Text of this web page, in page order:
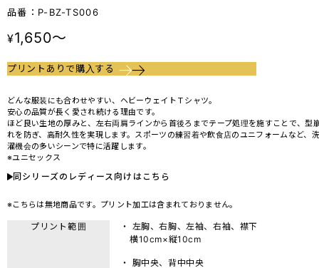
品番：P-BZ-TS006
¥1,650～
プリントありで購入する
どんな服装にも合わせやすい、ヘビーウェイトＴシャツ。
安心の品質が長く愛され続ける理由です。
ほど良い生地の厚みと、左右両肩ラインから首後ろまでテープ処理を施すことで、型
れを防ぎ、高耐久性を実現します。スポーツの練習着や飲食店のユニフォームなど、洗
濯機会の多いシーンで特に活躍します。
※ユニセックス
同シリーズのレディース向けはこちら
※こちらは無地商品です。プリント加工は含まれておりません。
プリント範囲
・ 左胸、右胸、左袖、右袖、襟下
横10cm×縦10cm
・ 胸中央、背中中央